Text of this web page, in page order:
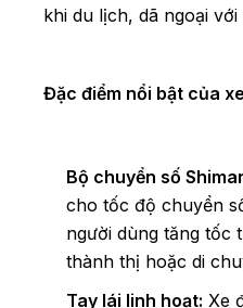
khi du lịch, dã ngoại với
Đặc điểm nổi bật của
Bộ chuyển số
cho tốc độ chuyển
người dùng tăng tốc
thành thị hoặc di
Tay lái linh hoạt: Xe